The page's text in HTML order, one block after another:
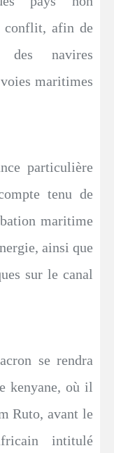
conflit, afin de
navires
maritimes
particulière
tenu de
maritime
ainsi que
sur le canal
se rendra
kenyane, où il
Ruto, avant le
intitulé